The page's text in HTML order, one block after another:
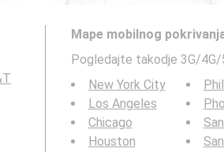
Mape mobilnog
Pogledajte takodje 3G/
New York City
Los Angeles
Chicago
Houston